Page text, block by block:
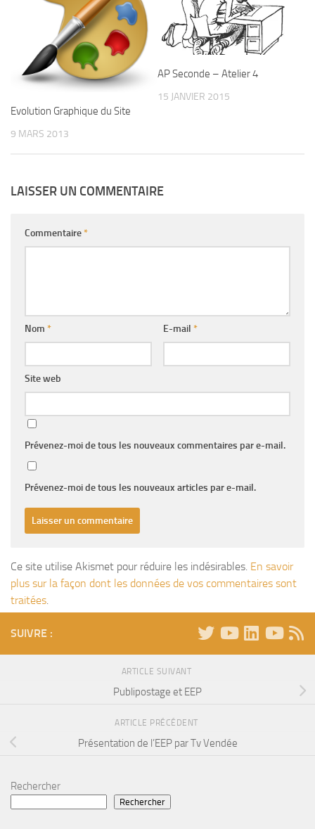
Evolution Graphique du Site
9 MARS 2013
AP Seconde – Atelier 4
15 JANVIER 2015
LAISSER UN COMMENTAIRE
Commentaire*
Nom * E-mail *
Site web
Prévenez-moi de tous les nouveaux commentaires par e-mail.
Prévenez-moi de tous les nouveaux articles par e-mail.
Ce site utilise Akismet pour réduire les indésirables. En savoir
plus sur la façon dont les données de vos commentaires sont
traitées
SUIVRE :
ARTICLE SUIVANT
Publipostage et EEP
ARTICLE PRÉCÉDENT
Présentation de l’EEP par Tv Vendée
Rechercher
Rechercher